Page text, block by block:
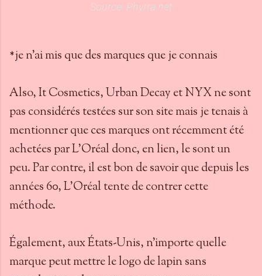
Source: Phyrra.net
*je n'ai mis que des marques que je connais
Also, It Cosmetics, Urban Decay et NYX ne sont
pas considérés testées sur son site mais je tenais à
mentionner que ces marques ont récemment été
achetées par L'Oréal donc, en lien, le sont un
peu. Par contre, il est bon de savoir que depuis les
années 60, L'Oréal tente de contrer cette
méthode.
Également, aux États-Unis, n'importe quelle
marque peut mettre le logo de lapin sans